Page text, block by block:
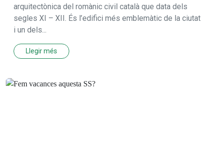
arquitectònica del romànic civil català que data dels
segles XI – XII. És l’edifici més emblemàtic de la ciutat
i un dels...
Llegir més